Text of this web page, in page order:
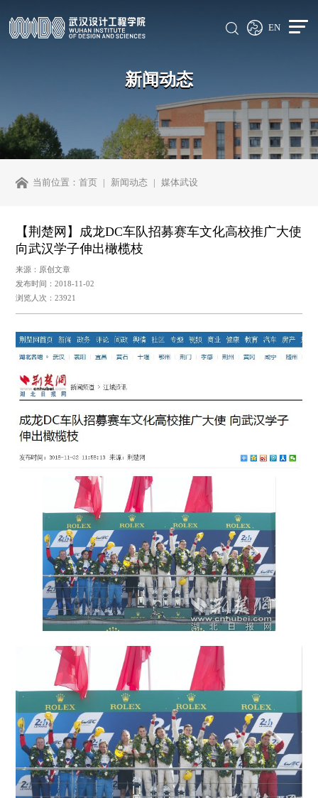
EN
新闻动态
当前位置：首页 新闻动态 媒体武设
【荆楚网】成龙DC车队招募赛车文化高校推广大使
向武汉学子伸出橄榄枝
来源：原创文章
发布时间：2018-11-02
浏览人次：23921